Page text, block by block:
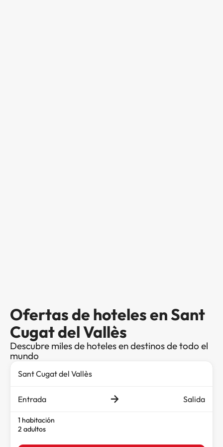
Ofertas de hoteles en Sant
Cugat del Vallès
Descubre miles de hoteles en destinos de todo el
mundo
Entrada Salida
1 habitación
2 adultos